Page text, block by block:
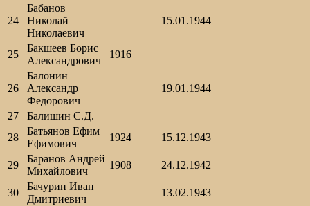
24
Бабанов
Николай
Николаевич
15.01.1944
25
Бакшеев Борис
Александрович
1916
26
Балонин
Александр
Федорович
19.01.1944
27
Балишин С.Д.
28
Батьянов Ефим
Ефимович
1924 15.12.1943
29
Баранов Андрей
Михайлович
1908 24.12.1942
30
Бачурин Иван
Дмитриевич
13.02.1943